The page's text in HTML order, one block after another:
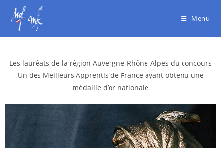
Menu
Les lauréats de la région Auvergne-Rhône-Alpes du concours
Un des Meilleurs Apprentis de France ayant obtenu une
médaille d’or nationale